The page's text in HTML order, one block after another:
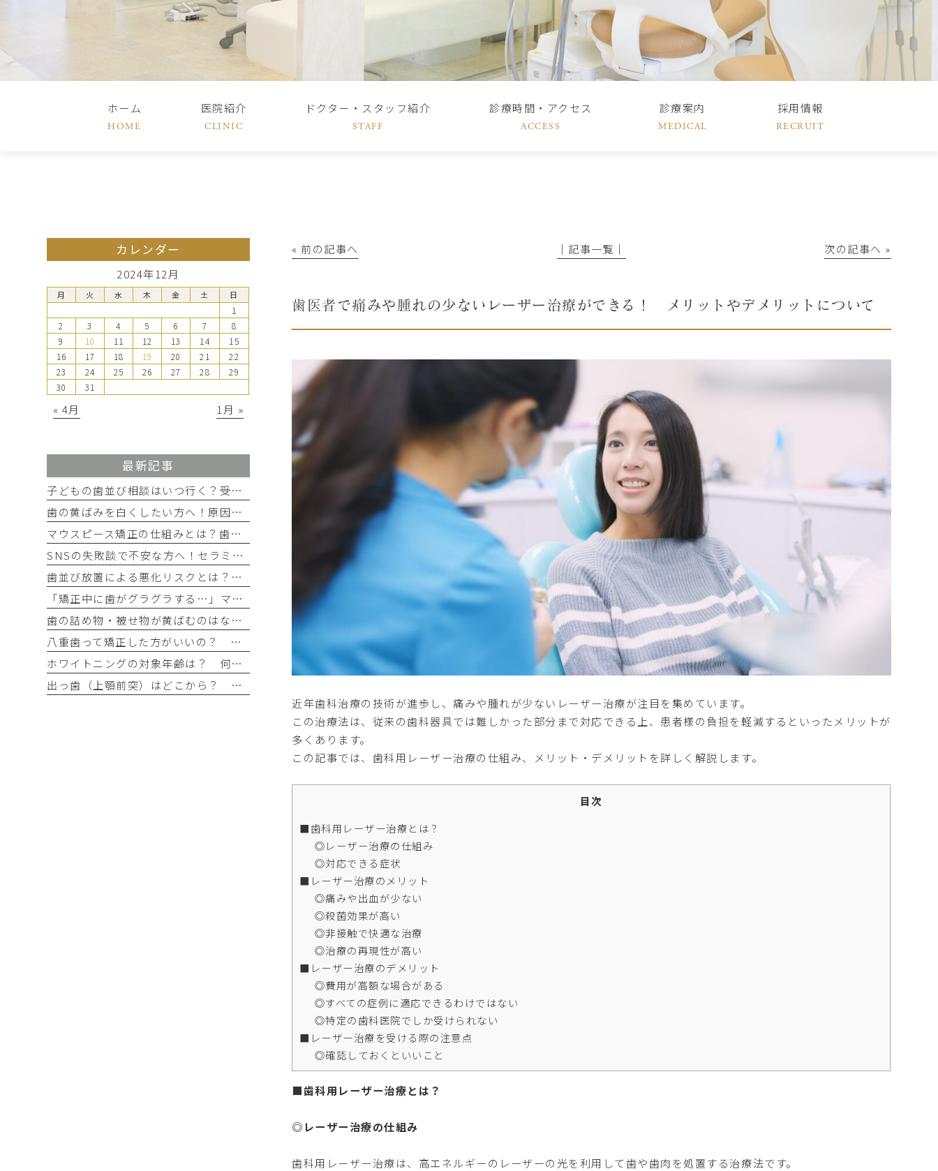
ホーム
HOME
医院紹介
CLINIC
ドクター・スタッフ紹介
STAFF
診療時間・アクセス
ACCESS
診療案内
MEDICAL
採用情報
RECRUIT
« 前の記事へ │記事一覧│ 次の記事へ »
歯医者で痛みや腫れの少ないレーザー治療ができる！ メリットやデメリットについて
近年歯科治療の技術が進歩し、痛みや腫れが少ないレーザー治療が注目を集めています。
この治療法は、従来の歯科器具では難しかった部分まで対応できる上、患者様の負担を軽減するといったメリットが
多くあります。
この記事では、歯科用レーザー治療の仕組み、メリット・デメリットを詳しく解説します。
目次
■歯科用レーザー治療とは？
◎レーザー治療の仕組み
◎対応できる症状
■レーザー治療のメリット
◎痛みや出血が少ない
◎殺菌効果が高い
◎非接触で快適な治療
◎治療の再現性が高い
■レーザー治療のデメリット
◎費用が高額な場合がある
◎すべての症例に適応できるわけではない
◎特定の歯科医院でしか受けられない
■レーザー治療を受ける際の注意点
◎確認しておくといいこと
■歯科用レーザー治療とは？
◎レーザー治療の仕組み
歯科用レーザー治療は、高エネルギーのレーザーの光を利用して歯や歯肉を処置する治療法です。
カレンダー
2024年12月
月 火 水 木 金 土 日
1
2
3 4 5 6 7
8
9
10 11 12 13 14
15
16
17 18 19 20 21
22
23
24 25 26 27 28
29
30
31
« 4月 1月 »
最新記事
子どもの歯並び相談はいつ行く？受診の目安とチェック項目を解説
歯の黄ばみを白くしたい方へ！原因別の対策と4つの方法を歯科医師が解説
マウスピース矯正の仕組みとは？歯が動く理由をわかりやすく解説
SNSの失敗談で不安な方へ！セラミック治療で後悔しない事前確認
歯並び放置による悪化リスクとは？むし歯や噛み合わせへの影響を解説
「矯正中に歯がグラグラする…」マウスピース矯正中のぐらつきの原因と注意点
歯の詰め物・被せ物が黄ばむのはなぜ？ むし歯治療後に起こる経年劣化
八重歯って矯正した方がいいの？ ガタガタの歯並びはマウスピース矯正で治せる？
ホワイトニングの対象年齢は？ 何歳から・何歳でもできるの？
出っ歯（上顎前突）はどこから？ マウスピース矯正で治せる出っ歯とは？